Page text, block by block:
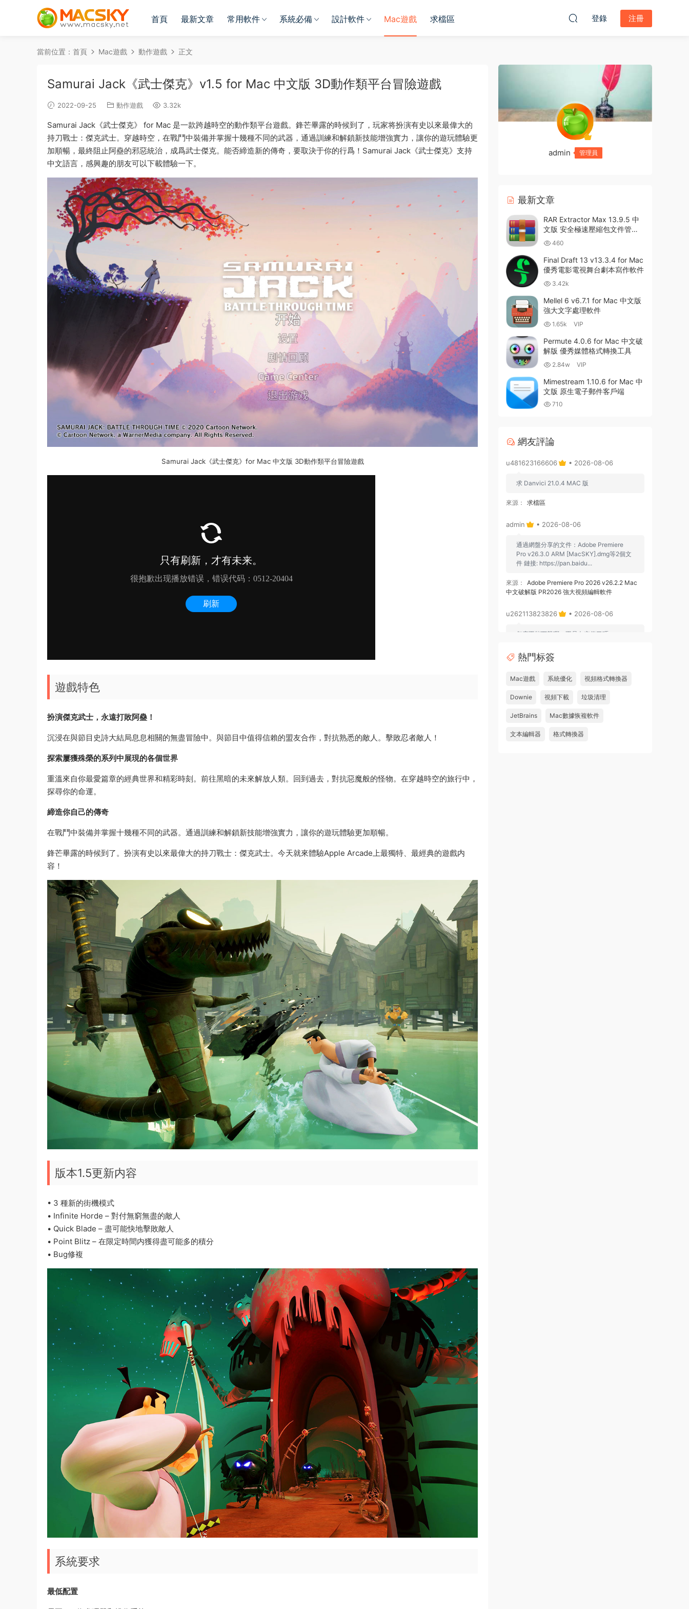
首頁 最新文章 常用軟件 系統必備 設計軟件 Mac遊戲 求檔區 登錄 注冊
當前位置： 首頁 Mac遊戲 動作遊戲 正文
Samurai Jack《武士傑克》v1.5 for Mac 中文版 3D動作類平台冒險遊戲
2022-09-25 動作遊戲 3.32k
Samurai Jack《武士傑克》 for Mac 是一款跨越時空的動作類平台遊戲。鋒芒畢露的時候到了，玩家将扮演有史以來最偉大的
持刀戰士：傑克武士。穿越時空，在戰鬥中裝備并掌握十幾種不同的武器，通過訓練和解鎖新技能增強實力，讓你的遊玩體驗更
加順暢，最終阻止阿蠱的邪惡統治，成爲武士傑克。能否締造新的傳奇，要取決于你的行爲！Samurai Jack《武士傑克》支持
中文語言，感興趣的朋友可以下載體驗一下。
Samurai Jack《武士傑克》for Mac 中文版 3D動作類平台冒險遊戲
遊戲特色
扮演傑克武士，永遠打敗阿蠱！
沉浸在與節目史詩大結局息息相關的無盡冒險中。與節目中值得信賴的盟友合作，對抗熟悉的敵人。擊敗忍者敵人！
探索屢獲殊榮的系列中展現的各個世界
重溫來自你最愛篇章的經典世界和精彩時刻。前往黑暗的未來解放人類。回到過去，對抗惡魔般的怪物。在穿越時空的旅行中，
探尋你的命運。
締造你自己的傳奇
在戰鬥中裝備并掌握十幾種不同的武器。通過訓練和解鎖新技能增強實力，讓你的遊玩體驗更加順暢。
鋒芒畢露的時候到了。扮演有史以來最偉大的持刀戰士：傑克武士。今天就來體驗Apple Arcade上最獨特、最經典的遊戲内
容！
版本1.5更新内容
• 3 種新的街機模式
• Infinite Horde – 對付無窮無盡的敵人
• Quick Blade – 盡可能快地擊敗敵人
• Point Blitz – 在限定時間内獲得盡可能多的積分
• Bug修複
系統要求
最低配置
admin 管理員
最新文章
RAR Extractor Max 13.9.5 中
文版 安全極速壓縮包文件管理
器 460
Final Draft 13 v13.3.4 for Mac
優秀電影電視舞台劇本寫作軟件
3.42k
Mellel 6 v6.7.1 for Mac 中文版
強大文字處理軟件
1.65k VIP
Permute 4.0.6 for Mac 中文破
解版 優秀媒體格式轉換工具
2.84w VIP
Mimestream 1.10.6 for Mac 中
文版 原生電子郵件客戶端
710
網友評論
u481623166606 • 2026-08-06
求 Danvici 21.0.4 MAC 版
來源： 求檔區
admin • 2026-08-06
通過網盤分享的文件：Adobe Premiere
Pro v26.3.0 ARM [MacSKY].dmg等2個文
件 鏈接: https://pan.baidu...
來源：
Adobe Premiere Pro 2026 v26.2.2 Mac
中文破解版 PR2026 強大視頻編輯軟件
u262113823826 • 2026-08-06
怎麽不能下載啊，不是白充值了嗎
來源： Adobe Premiere Pro 2026 v26.2.2 Mac
中文破解版 PR2026 強大視頻編輯軟件
u604731536624 • 2026-07-15
中文破解版
熱門标簽
Mac遊戲 系統優化 視頻格式轉換器
Downie 視頻下載 垃圾清理
JetBrains Mac數據恢複軟件
文本編輯器 格式轉換器